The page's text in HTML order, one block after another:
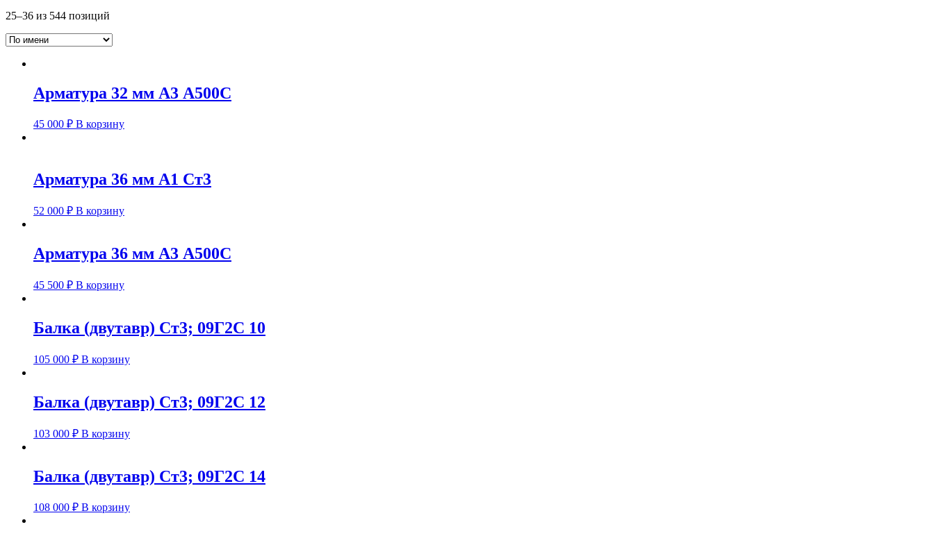
25–36 из 544 позиций
Арматура 32 мм А3 А500С
45 000 ₽ В корзину
Арматура 36 мм А1 Ст3
52 000 ₽ В корзину
Арматура 36 мм А3 А500С
45 500 ₽ В корзину
Балка (двутавр) Ст3; 09Г2С 10
105 000 ₽ В корзину
Балка (двутавр) Ст3; 09Г2С 12
103 000 ₽ В корзину
Балка (двутавр) Ст3; 09Г2С 14
108 000 ₽ В корзину